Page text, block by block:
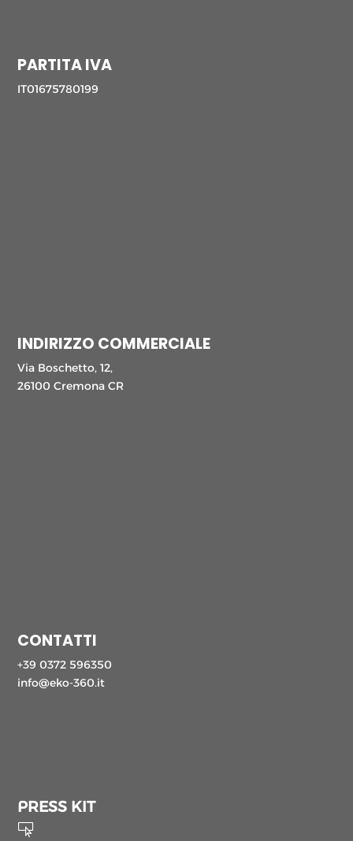
PARTITA IVA
IT01675780199
INDIRIZZO COMMERCIALE
Via Boschetto, 12,
26100 Cremona CR
CONTATTI
+39 0372 596350
info@eko-360.it
PRESS KIT
